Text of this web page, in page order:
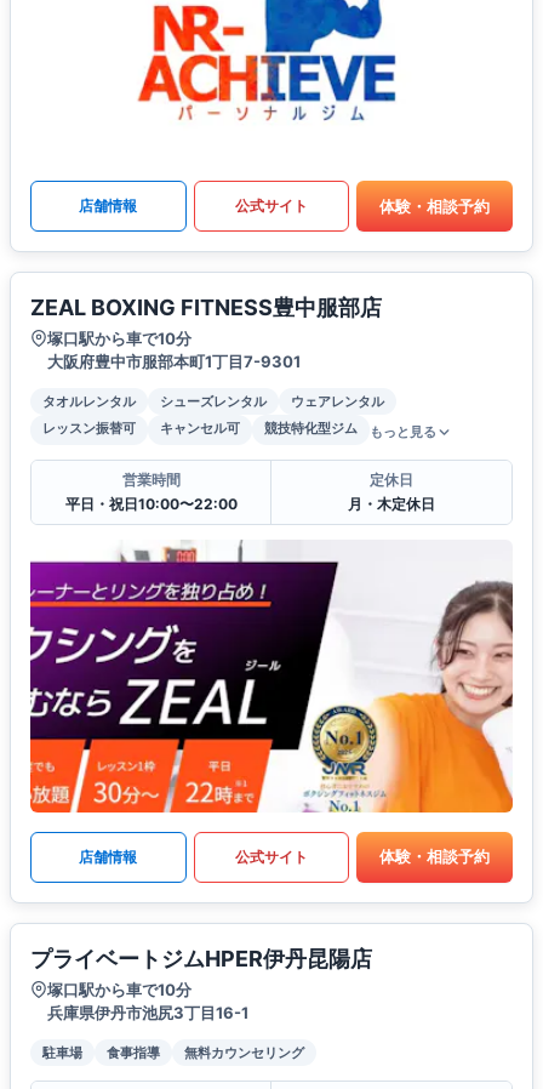
店舗情報 公式サイト 体験・相談予約
ZEAL BOXING FITNESS豊中服部店
塚口駅から車で10分
大阪府豊中市服部本町1丁目7-9301
タオルレンタル シューズレンタル
ウェアレンタル
レッスン振替可
キャンセル可 競技特化型ジム もっと見る
営業時間
平日・祝日10:00〜22:00
定休日
月・木定休日
店舗情報 公式サイト 体験・相談予約
プライベートジムHPER伊丹昆陽店
塚口駅から車で10分
兵庫県伊丹市池尻3丁目16-1
駐車場 食事指導 無料カウンセリング